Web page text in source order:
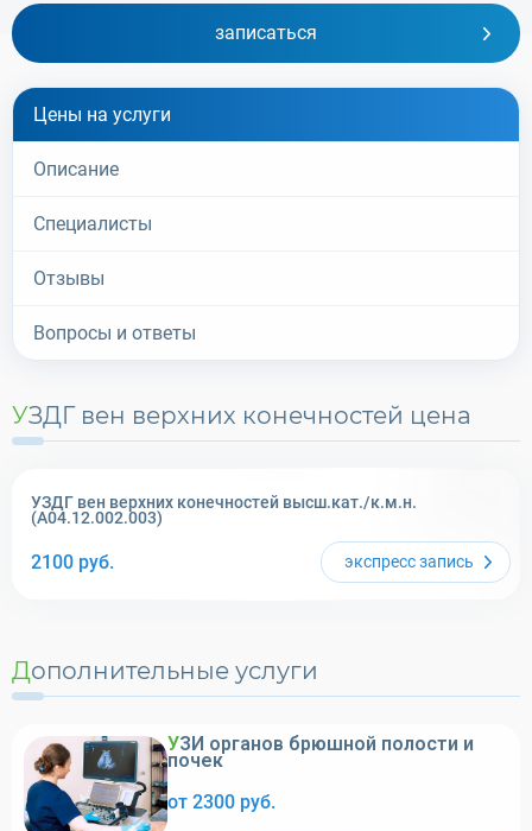
записаться
Цены на услуги
Описание
Специалисты
Отзывы
Вопросы и ответы
УЗДГ вен верхних конечностей цена
УЗДГ вен верхних конечностей высш.кат./к.м.н.
(A04.12.002.003)
2100 руб. экспрессзапись
Дополнительные услуги
УЗИ органов брюшной полости и
почек
от 2300 руб.